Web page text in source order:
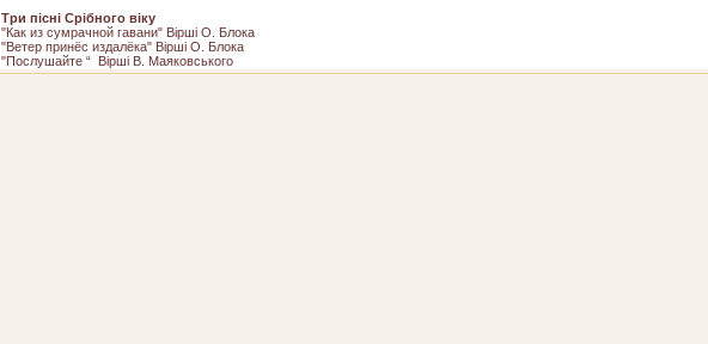
Три пісні Срібного віку
"Как из сумрачной гавани" Вірші О. Блока
"Ветер принёс издалёка" Вірші О. Блока
"Послушайте “ Вірші В. Маяковського